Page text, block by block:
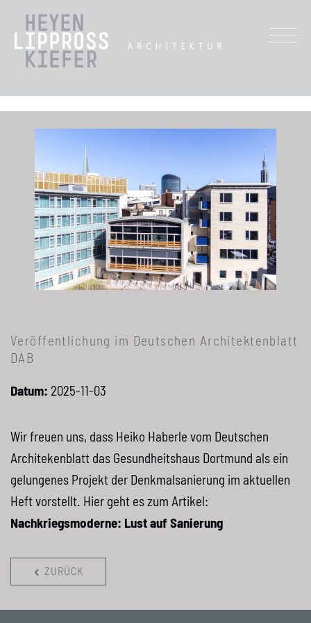
Veröffentlichung im Deutschen Architektenblatt
DAB
Datum: 2025-11-03
Wir freuen uns, dass Heiko Haberle vom Deutschen
Architekenblatt das Gesundheitshaus Dortmund als ein
gelungenes Projekt der Denkmalsanierung im aktuellen
Heft vorstellt. Hier geht es zum Artikel:
Nachkriegsmoderne: Lust auf Sanierung
ZURÜCK